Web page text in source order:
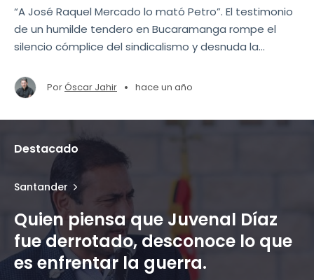
“A José Raquel Mercado lo mató Petro”. El testimonio
de un humilde tendero en Bucaramanga rompe el
silencio cómplice del sindicalismo y desnuda la
marcó para siempre la historia del país.
PorÓscar Jahir • hace un año
Destacado
Santander
Quien piensa que Juvenal Díaz
fue derrotado, desconoce lo que
es enfrentar la guerra.